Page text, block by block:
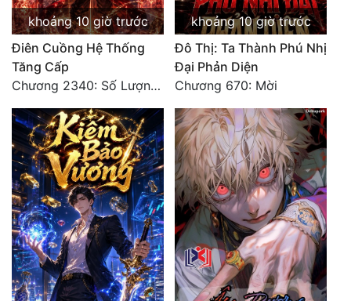
khoảng 10 giờ trước
Điên Cuồng Hệ Thống
Tăng Cấp
Chương 2340: Số Lượng Bất Túc!
khoảng 10 giờ trước
Đô Thị: Ta Thành Phú Nhị
Đại Phản Diện
Chương 670: Mời